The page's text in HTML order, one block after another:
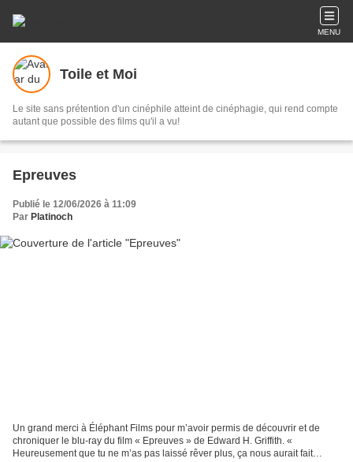
MENU
Toile et Moi
Le site sans prétention d'un cinéphile atteint de cinéphagie, qui rend compte
autant que possible des films qu'il a vu!
Epreuves
Publié le 12/06/2026 à 11:09
Par Platinoch
Un grand merci à Éléphant Films pour m’avoir permis de découvrir et de
chroniquer le blu-ray du film « Epreuves » de Edward H. Griffith. «
Heureusement que tu ne m’as pas laissé rêver plus, ça nous aurait fait